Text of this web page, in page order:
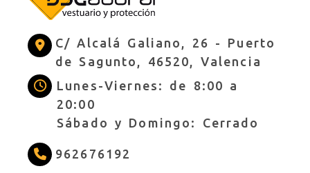
C/ Alcalá Galiano, 26 - Puerto
de Sagunto, 46520, Valencia
Lunes-Viernes: de 8:00 a
20:00
Sábado y Domingo: Cerrado
962676192